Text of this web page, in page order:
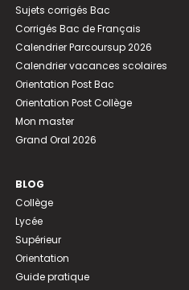
Sujets corrigés Bac
Corrigés Bac de Français
Calendrier Parcoursup 2026
Calendrier vacances scolaires
Orientation Post Bac
Orientation Post Collège
Mon master
Grand Oral 2026
BLOG
Collège
Lycée
Supérieur
Orientation
Guide pratique